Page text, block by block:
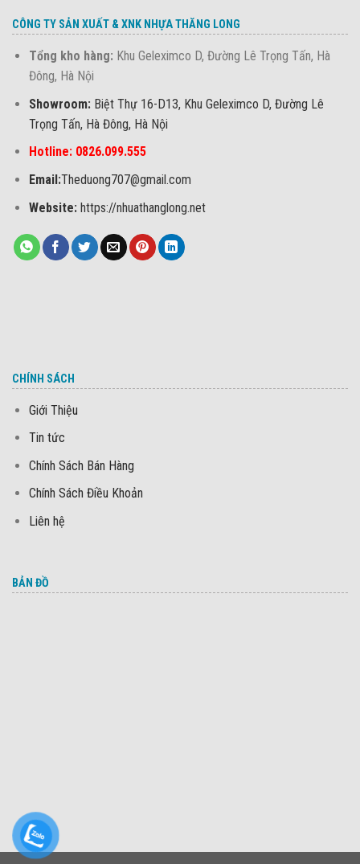
CÔNG TY SẢN XUẤT & XNK NHỰA THĂNG LONG
Tổng kho hàng: Khu Geleximco D, Đường Lê Trọng Tấn, Hà
Đông, Hà Nội
Showroom: Biệt Thự 16-D13, Khu Geleximco D, Đường Lê
Trọng Tấn, Hà Đông, Hà Nội
Hotline: 0826.099.555
Email:Theduong707@gmail.com
Website:https://nhuathanglong.net
CHÍNH SÁCH
Giới Thiệu
Tin tức
Chính Sách Bán Hàng
Chính Sách Điều Khoản
Liên hệ
BẢN ĐỒ